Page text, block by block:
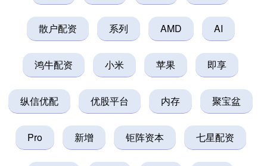
散户配资 系列 AMD AI
鸿牛配资 小米 苹果 即享
纵信优配 优股平台 内存 聚宝盆
Pro 新增 钜阵资本 七星配资